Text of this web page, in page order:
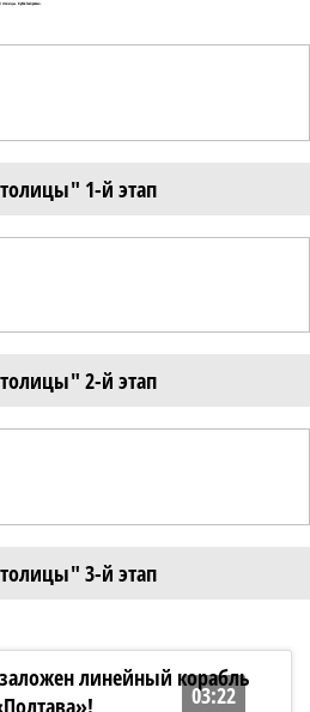
столицы. Кубок Газпрома».
1-й этап
2-й этап
3-й этап
03:22